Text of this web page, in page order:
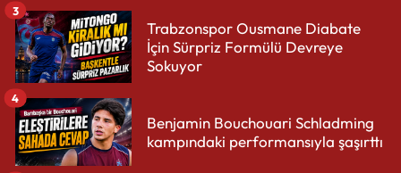
Trabzonspor Ousmane Diabate
İçin Sürpriz Formülü Devreye
Sokuyor
3
Benjamin Bouchouari Schladming
kampındaki performansıyla şaşırttı
4